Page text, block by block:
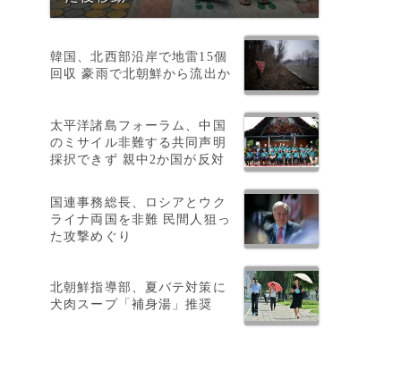
韓国、北西部沿岸で地雷15個
回収 豪雨で北朝鮮から流出か
太平洋諸島フォーラム、中国
のミサイル非難する共同声明
採択できず 親中2か国が反対
国連事務総長、ロシアとウク
ライナ両国を非難 民間人狙っ
た攻撃めぐり
北朝鮮指導部、夏バテ対策に
犬肉スープ「補身湯」推奨